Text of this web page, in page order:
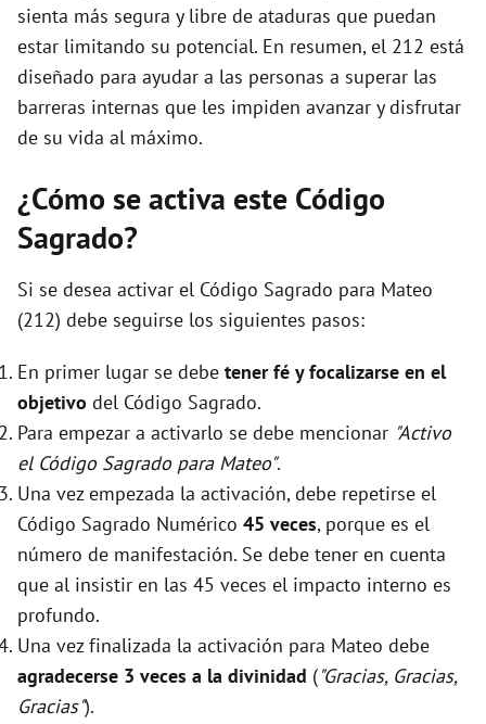
sienta más segura y libre de ataduras que puedan
estar limitando su potencial. En resumen, el 212 está
diseñado para ayudar a las personas a superar las
barreras internas que les impiden avanzar y disfrutar
de su vida al máximo.
¿Cómo se activa este Código
Sagrado?
Si se desea activar el Código Sagrado para Mateo
(212) debe seguirse los siguientes pasos:
En primer lugar se debe tener fé y focalizarse en el
objetivo del Código Sagrado.
Para empezar a activarlo se debe mencionar "Activo
el Código Sagrado para Mateo".
Una vez empezada la activación, debe repetirse el
Código Sagrado Numérico 45 veces, porque es el
número de manifestación. Se debe tener en cuenta
que al insistir en las 45 veces el impacto interno es
profundo.
Una vez finalizada la activación para Mateo debe
agradecerse 3 veces a la divinidad ("Gracias, Gracias,
Gracias").